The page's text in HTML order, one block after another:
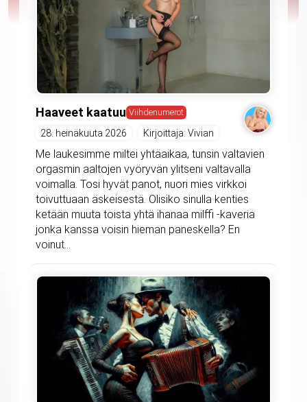
Haaveet kaatuu Viihdenumerot
28. heinäkuuta 2026 Kirjoittaja: Vivian
Me laukesimme miltei yhtäaikaa, tunsin valtavien
orgasmin aaltojen vyöryvän ylitseni valtavalla
voimalla. Tosi hyvät panot, nuori mies virkkoi
toivuttuaan äskeisestä. Olisiko sinulla kenties
ketään muuta toista yhtä ihanaa milffi -kaveria
jonka kanssa voisin hieman paneskella? En
voinut...